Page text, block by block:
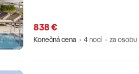
838 €
Konečná cena 4 nocí za osobu